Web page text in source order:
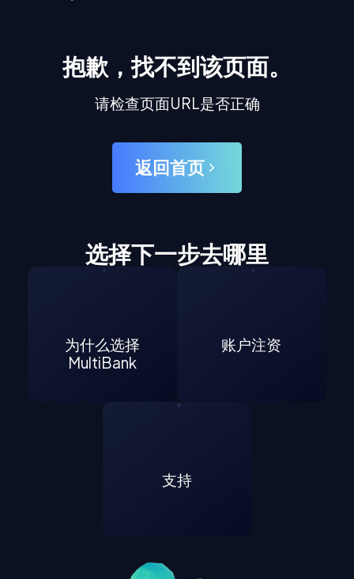
抱歉，找不到该页面。
请检查页面URL是否正确
返回首页
选择下一步去哪里
为什么选择
MultiBank
账户注资
支持